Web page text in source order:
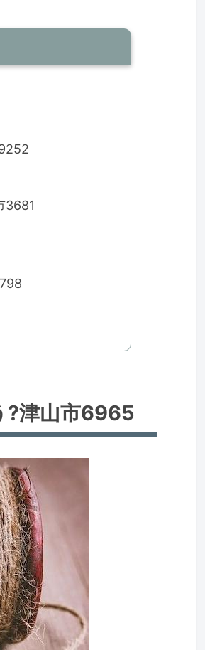
3681
?津山市6965